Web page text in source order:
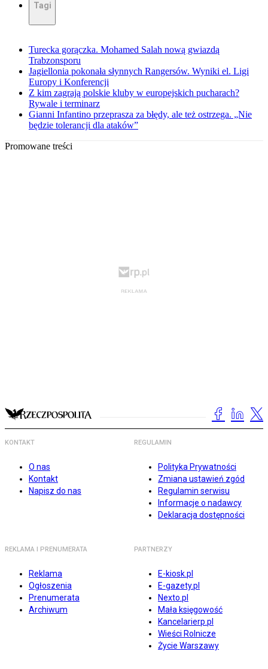
Tagi
Turecka gorączka. Mohamed Salah nową gwiazdą
Trabzonsporu
Jagiellonia pokonała słynnych Rangersów. Wyniki el. Ligi
Europy i Konferencji
Z kim zagrają polskie kluby w europejskich pucharach?
Rywale i terminarz
Gianni Infantino przeprasza za błędy, ale też ostrzega. „Nie
będzie tolerancji dla ataków”
Promowane treści
KONTAKT
O nas
Kontakt
Napisz do nas
REGULAMIN
Polityka Prywatności
Zmiana ustawień zgód
Regulamin serwisu
Informacje o nadawcy
Deklaracja dostępności
REKLAMA I PRENUMERATA
Reklama
Ogłoszenia
Prenumerata
Archiwum
PARTNERZY
E-kiosk.pl
E-gazety.pl
Nexto.pl
Mała księgowość
Kancelarierp.pl
Wieści Rolnicze
Życie Warszawy